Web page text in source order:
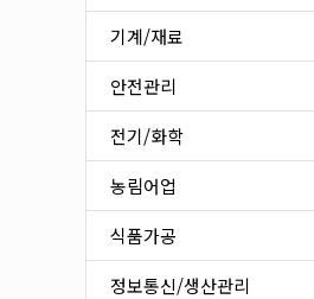
정보통신/생산관리
기타 기술자격
기계/재료
안전관리
전기/화학
농림어업
식품가공
정보통신/생산관리